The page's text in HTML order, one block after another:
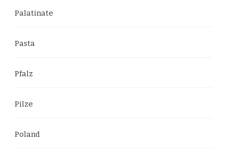
Palatinate
Pasta
Pfalz
Pilze
Poland